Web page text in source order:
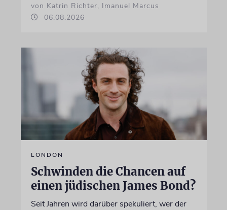
von Katrin Richter, Imanuel Marcus
06.08.2026
LONDON
Schwinden die Chancen auf
einen jüdischen James Bond?
Seit Jahren wird darüber spekuliert, wer der